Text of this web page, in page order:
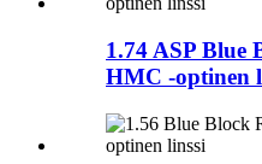
1.74 ASP Blue
HMC -optinen